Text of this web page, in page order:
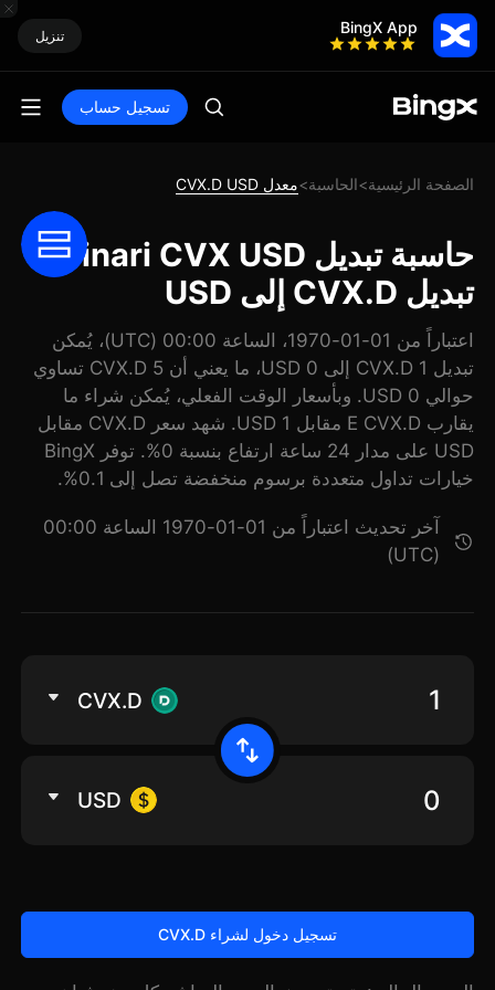
BingX App تنزيل
تسجيل حساب
الصفحة الرئيسية>الحاسبة>معدل CVX.D USD
حاسبة تبديل Dinari CVX USD:
تبديل CVX.D إلى USD
اعتباراً من 01-01-1970، الساعة 00:00 (UTC)، يُمكن
تبديل 1 CVX.D إلى 0 USD، ما يعني أن 5 CVX.D تساوي
حوالي 0 USD. وبأسعار الوقت الفعلي، يُمكن شراء ما
يقارب E CVX.D مقابل 1 USD. شهد سعر CVX.D مقابل
USD على مدار 24 ساعة ارتفاع بنسبة 0%. توفر BingX
خيارات تداول متعددة برسوم منخفضة تصل إلى 0.1%.
آخر تحديث اعتباراً من 01-01-1970 الساعة 00:00
(UTC)
CVX.D
USD
تسجيل دخول لشراء CVX.D